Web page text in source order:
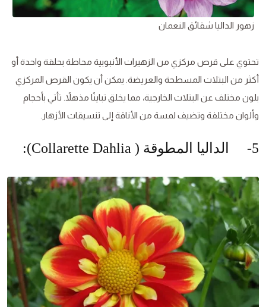
زهور الداليا شقائق النعمان
تحتوي على قرص مركزي من الزهيرات الأنبوبية محاطة بحلقة واحدة أو
أكثر من البتلات المسطحة والعريضة. يمكن أن يكون القرص المركزي
بلون مختلف عن البتلات الخارجية، مما يخلق تباينًا مذهلاً. تأتي بأحجام
وألوان مختلفة وتضيف لمسة من الأناقة إلى تنسيقات الأزهار.
5- الداليا المطوقة ( Collarette Dahlia):